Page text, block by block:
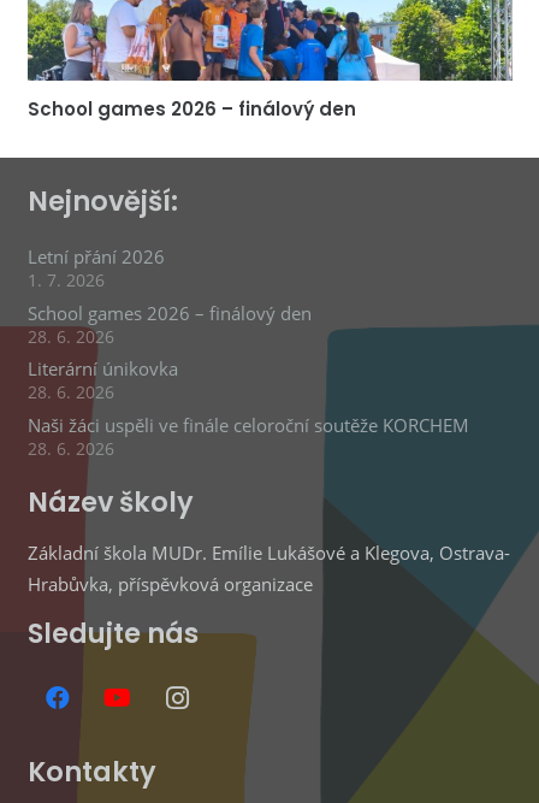
School games 2026 – finálový den
Nejnovější:
Letní přání 2026
1. 7. 2026
School games 2026 – finálový den
28. 6. 2026
Literární únikovka
28. 6. 2026
Naši žáci uspěli ve finále celoroční soutěže KORCHEM
28. 6. 2026
Název školy
Základní škola MUDr. Emílie Lukášové a Klegova, Ostrava-
Hrabůvka, příspěvková organizace
Sledujte nás
Kontakty